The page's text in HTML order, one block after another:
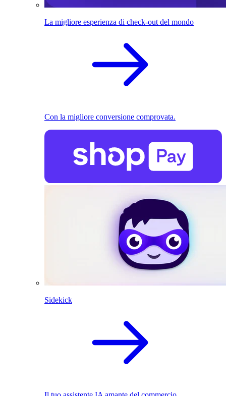
La migliore esperienza di check-out del mondo
Con la migliore conversione comprovata.
Sidekick